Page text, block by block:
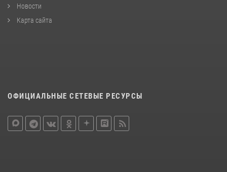
Новости
Карта сайта
ОФИЦИАЛЬНЫЕ СЕТЕВЫЕ РЕСУРСЫ